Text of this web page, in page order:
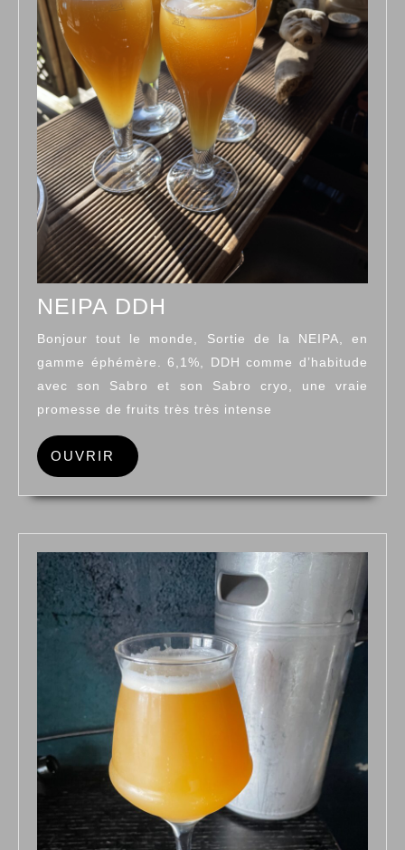
NEIPA DDH
DDH
Bonjour tout le monde, Sortie de la NEIPA, en
gamme éphémère. 6,1%, DDH comme d’habitude
avec son Sabro et son Sabro cryo, une vraie
promesse de fruits très très intense
OUVRIR OUVRIR